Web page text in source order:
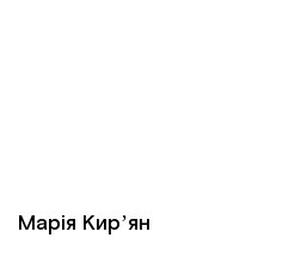
Марія Кирʼян